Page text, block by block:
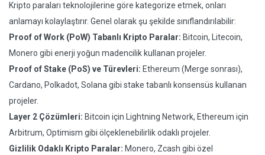
Kripto paraları teknolojilerine göre kategorize etmek, onları
anlamayı kolaylaştırır. Genel olarak şu şekilde sınıflandırılabilir:
Proof of Work (PoW) Tabanlı Kripto Paralar: Bitcoin, Litecoin,
Monero gibi enerji yoğun madencilik kullanan projeler.
Proof of Stake (PoS) ve Türevleri: Ethereum (Merge sonrası),
Cardano, Polkadot, Solana gibi stake tabanlı konsensüs kullanan
projeler.
Layer 2 Çözümleri: Bitcoin için Lightning Network, Ethereum için
Arbitrum, Optimism gibi ölçeklenebilirlik odaklı projeler.
Gizlilik Odaklı Kripto Paralar: Monero, Zcash gibi özel